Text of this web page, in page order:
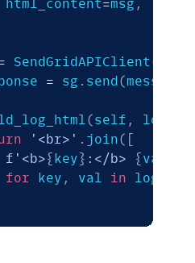
html_content
=msg ,
SendGridAPIClient (
= sg . send(message
(self , log
'<br>' . join( [
f'<b>{key} :</b> {val
for key , val in log